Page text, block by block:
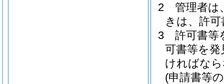
2
管理者は
きは、許
3
許可書等
可書等を
ければな
(申請書等